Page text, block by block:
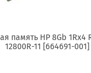
память HP 8Gb 1Rx4
12800R-11 [664691-001]